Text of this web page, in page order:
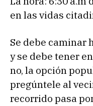
en las vidas
Se debe caminar
y se debe tener
no, la opción
pregúntele al
recorrido pasa